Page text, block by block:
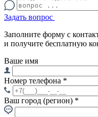
Задать вопрос
Заполните форму с
и получите бесплатную
Ваше имя
Номер телефона *
Ваш город (регион) *